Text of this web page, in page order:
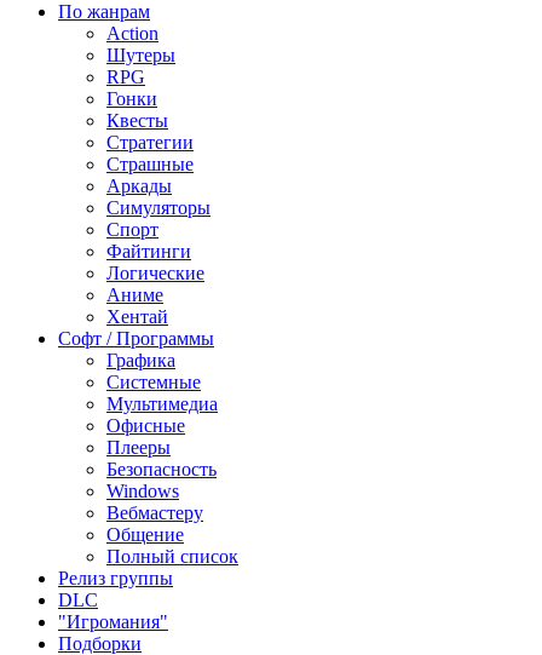
По жанрам
Action
Шутеры
RPG
Гонки
Квесты
Стратегии
Страшные
Аркады
Симуляторы
Спорт
Файтинги
Логические
Аниме
Хентай
Софт / Программы
Графика
Системные
Мультимедиа
Офисные
Плееры
Безопасность
Windows
Вебмастеру
Общение
Полный список
Релиз группы
DLC
"Игромания"
Подборки